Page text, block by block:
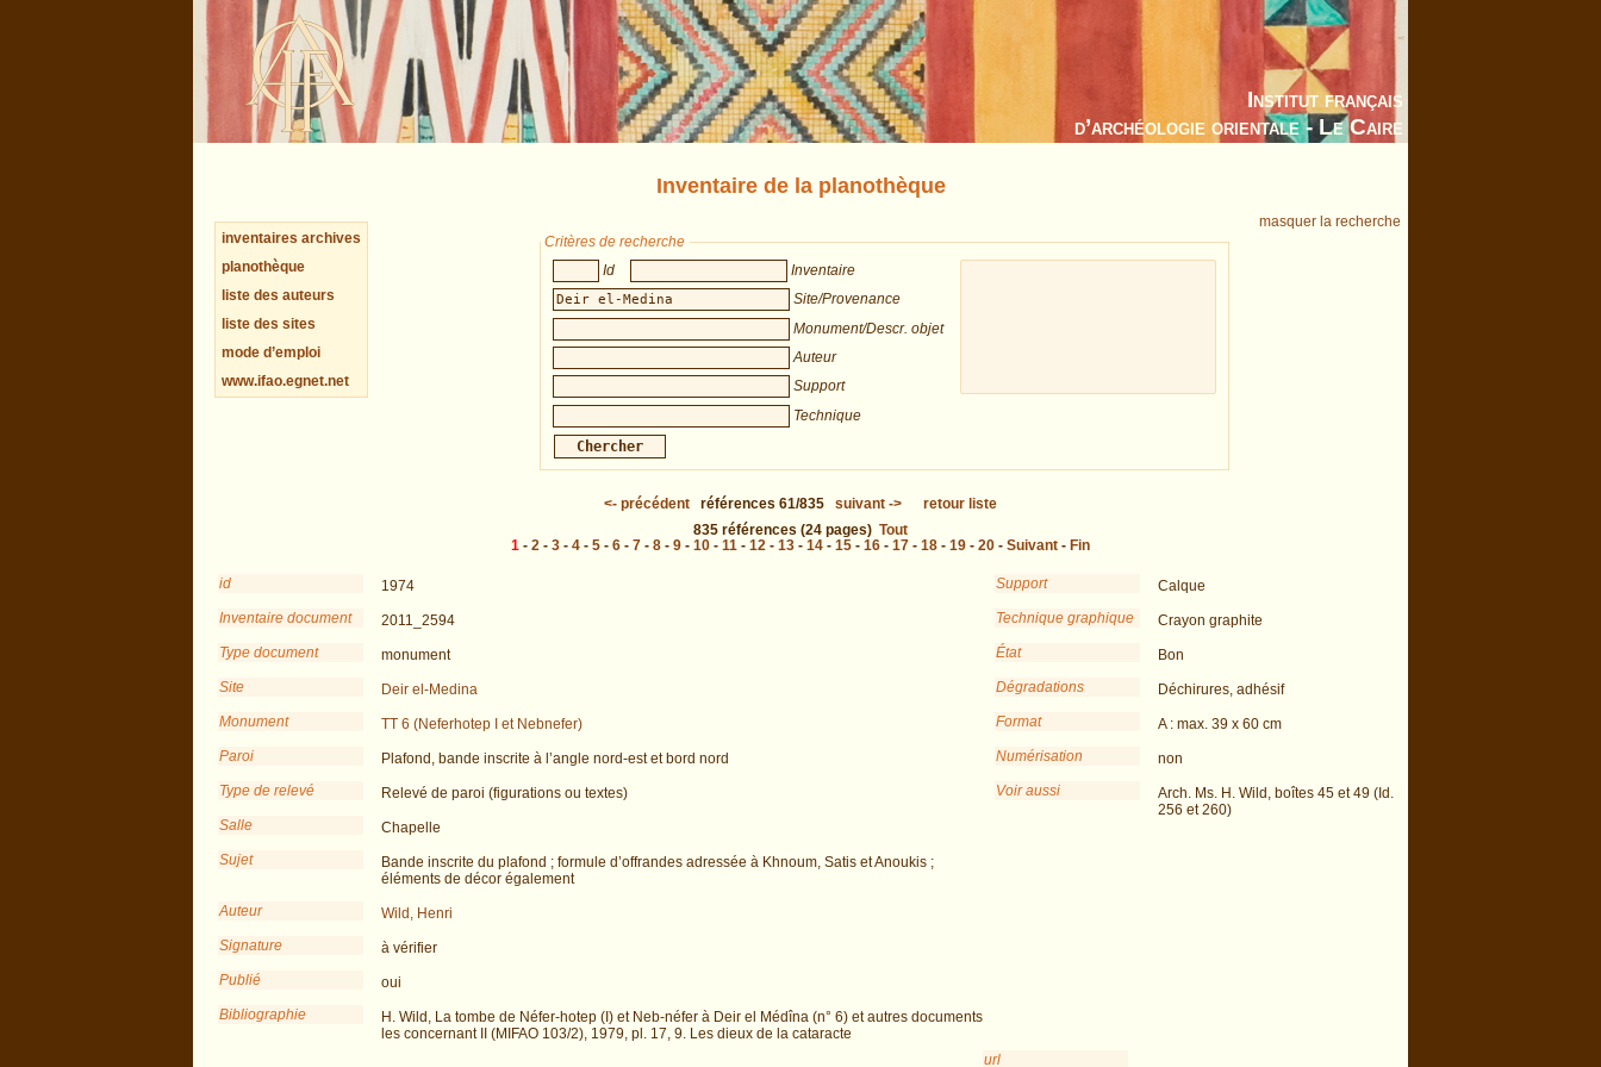
Institut français
d’archéologie orientale - Le Caire
Inventaire de la planothèque
inventaires archives
planothèque
liste des auteurs
liste des sites
mode d’emploi
www.ifao.egnet.net
masquer la recherche
Critères de recherche
Id
Inventaire
Site/Provenance
Monument/Descr. objet
Auteur
Support
Technique
<- précédent références 61/835 suivant ->
retour liste
835 références (24 pages) Tout
1 - 2 - 3 - 4 - 5 - 6 - 7 - 8 - 9 - 10 - 11 - 12 - 13 - 14 - 15 - 16 - 17 - 18 - 19 - 20 - Suivant - Fin
id
1974
Inventaire document
2011_2594
Type document
monument
Site
Deir el-Medina
Monument
TT 6 (Neferhotep I et Nebnefer)
Paroi
Plafond, bande inscrite à l’angle nord-est et bord nord
Type de relevé
Relevé de paroi (figurations ou textes)
Salle
Chapelle
Sujet
Bande inscrite du plafond ; formule d’offrandes adressée à Khnoum, Satis et Anoukis ;
éléments de décor également
Auteur
Wild, Henri
Signature
à vérifier
Publié
oui
Bibliographie
H. Wild, La tombe de Néfer-hotep (I) et Neb-néfer à Deir el Médîna (n° 6) et autres documents
les concernant II (MIFAO 103/2), 1979, pl. 17, 9. Les dieux de la cataracte
Support
Calque
Technique graphique
Crayon graphite
État
Bon
Dégradations
Déchirures, adhésif
Format
A : max. 39 x 60 cm
Numérisation
non
Voir aussi
Arch. Ms. H. Wild, boîtes 45 et 49 (Id.
256 et 260)
url